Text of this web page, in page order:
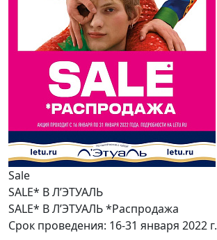
Sale
SALE* В Л’ЭТУАЛЬ
SALE* В Л’ЭТУАЛЬ *Распродажа
Срок проведения: 16-31 января 2022 г.